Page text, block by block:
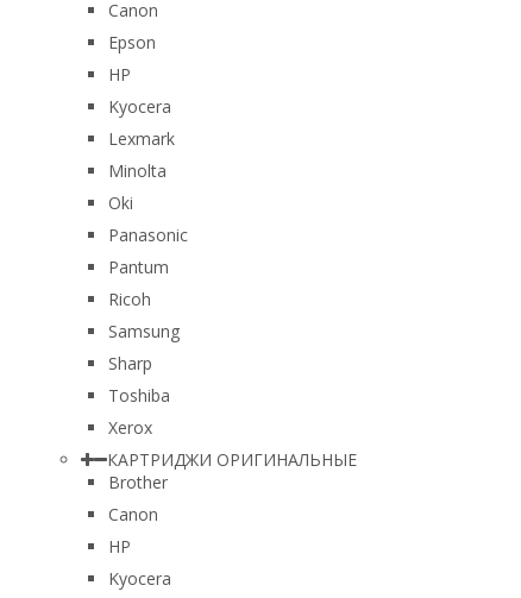
Canon
Epson
HP
Kyocera
Lexmark
Minolta
Oki
Panasonic
Pantum
Ricoh
Samsung
Sharp
Toshiba
Xerox
КАРТРИДЖИ ОРИГИНАЛЬНЫЕ
Brother
Canon
HP
Kyocera